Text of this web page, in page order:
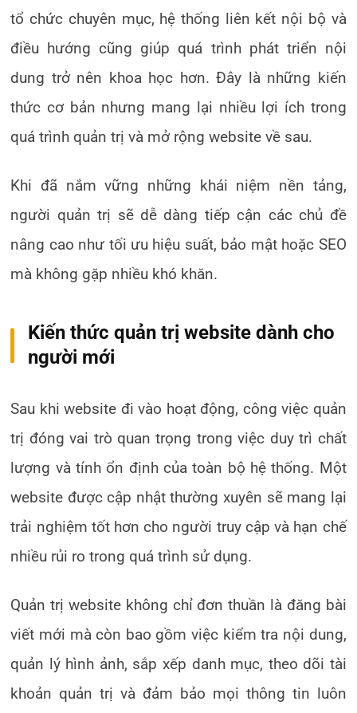
tổ chức chuyên mục, hệ thống liên kết nội bộ và
điều hướng cũng giúp quá trình phát triển nội
dung trở nên khoa học hơn. Đây là những kiến
thức cơ bản nhưng mang lại nhiều lợi ích trong
quá trình quản trị và mở rộng website về sau.
Khi đã nắm vững những khái niệm nền tảng,
người quản trị sẽ dễ dàng tiếp cận các chủ đề
nâng cao như tối ưu hiệu suất, bảo mật hoặc SEO
mà không gặp nhiều khó khăn.
Kiến thức quản trị website dành cho
người mới
Sau khi website đi vào hoạt động, công việc quản
trị đóng vai trò quan trọng trong việc duy trì chất
lượng và tính ổn định của toàn bộ hệ thống. Một
website được cập nhật thường xuyên sẽ mang lại
trải nghiệm tốt hơn cho người truy cập và hạn chế
nhiều rủi ro trong quá trình sử dụng.
Quản trị website không chỉ đơn thuần là đăng bài
viết mới mà còn bao gồm việc kiểm tra nội dung,
quản lý hình ảnh, sắp xếp danh mục, theo dõi tài
khoản quản trị và đảm bảo mọi thông tin luôn